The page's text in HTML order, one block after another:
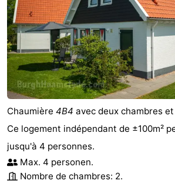
Chaumière 4B4 avec deux chambres
Ce logement indépendant de ±100m²
jusqu'à 4 personnes.
Max. 4 personen.
Nombre de chambres: 2.